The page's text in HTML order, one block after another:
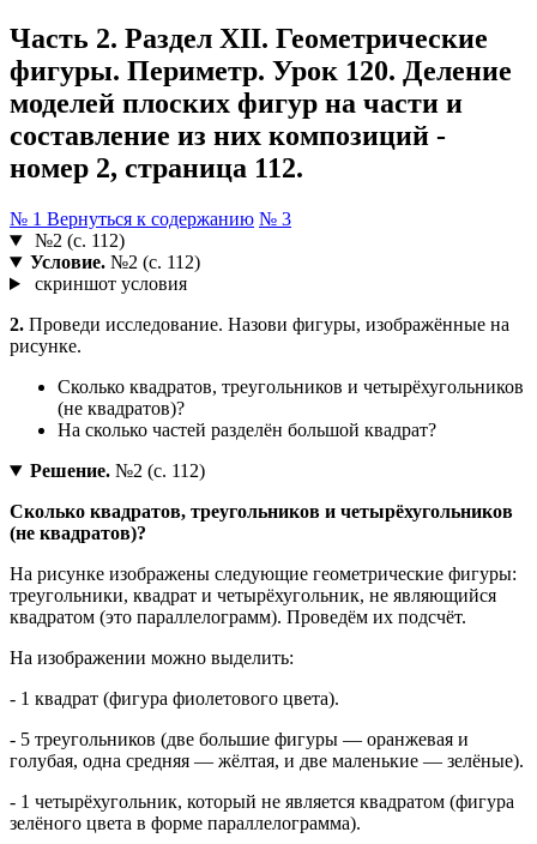
Часть 2. Раздел XII. Геометрические
фигуры. Периметр. Урок 120. Деление
моделей плоских фигур на части и
составление из них композиций -
номер 2, страница 112.
№ 1 Вернуться к содержанию № 3
№2 (с. 112)
Условие.№2 (с. 112)
скриншот условия
2. Проведи исследование. Назови фигуры, изображённые на
рисунке.
Сколько квадратов, треугольников и четырёхугольников
(не квадратов)?
На сколько частей разделён большой квадрат?
Решение.№2 (с. 112)
Сколько квадратов, треугольников и четырёхугольников
(не квадратов)?
На рисунке изображены следующие геометрические фигуры:
треугольники, квадрат и четырёхугольник, не являющийся
квадратом (это параллелограмм). Проведём их подсчёт.
На изображении можно выделить:
- 1 квадрат (фигура фиолетового цвета).
- 5 треугольников (две большие фигуры — оранжевая и
голубая, одна средняя — жёлтая, и две маленькие — зелёные).
- 1 четырёхугольник, который не является квадратом (фигура
зелёного цвета в форме параллелограмма).